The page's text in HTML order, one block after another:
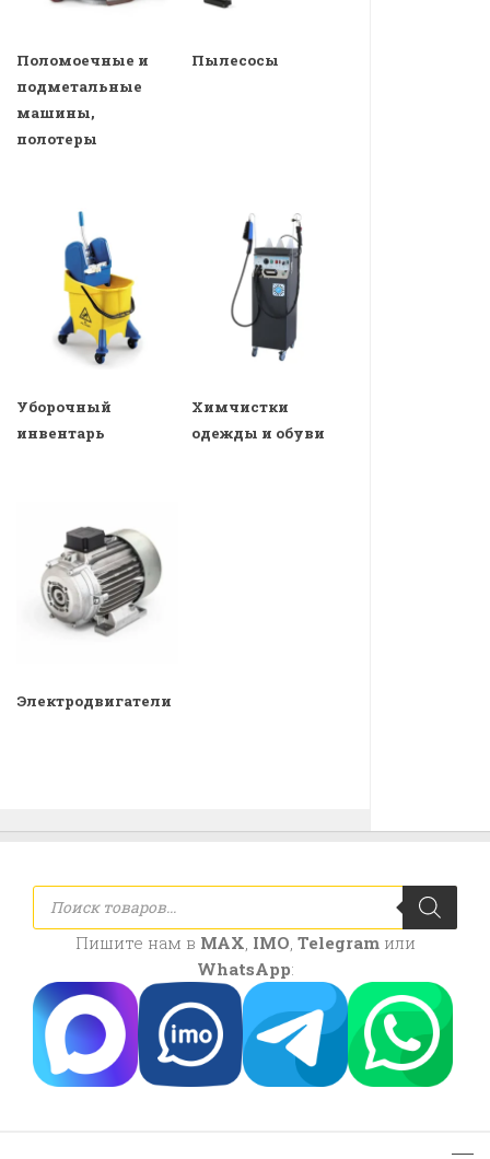
Поломоечные и
подметальные
машины,
полотеры
Пылесосы
Уборочный
инвентарь
Химчистки
одежды и обуви
Электродвигатели
Поиск
товаров
Пишите нам в MAX IMO Telegramили
WhatsApp: